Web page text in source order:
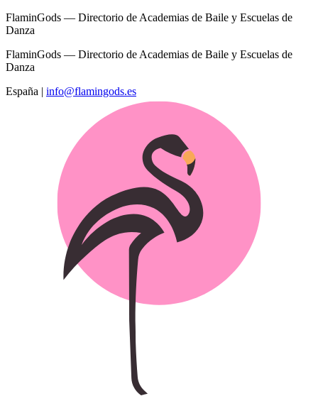
FlaminGods — Directorio de Academias de Baile y Escuelas de
Danza
FlaminGods — Directorio de Academias de Baile y Escuelas de
Danza
España | info@flamingods.es